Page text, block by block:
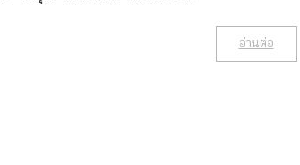
อ่านต่อ